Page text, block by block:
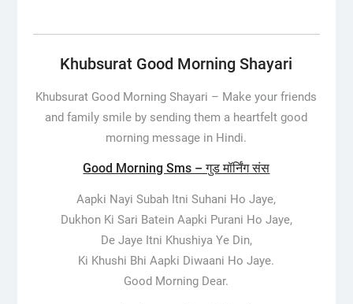
Khubsurat Good Morning Shayari
Khubsurat Good Morning Shayari – Make your friends
and family smile by sending them a heartfelt good
morning message in Hindi.
Good Morning Sms – गुड मॉर्निंग संस
Aapki Nayi Subah Itni Suhani Ho Jaye,
Dukhon Ki Sari Batein Aapki Purani Ho Jaye,
De Jaye Itni Khushiya Ye Din,
Ki Khushi Bhi Aapki Diwaani Ho Jaye.
Good Morning Dear.